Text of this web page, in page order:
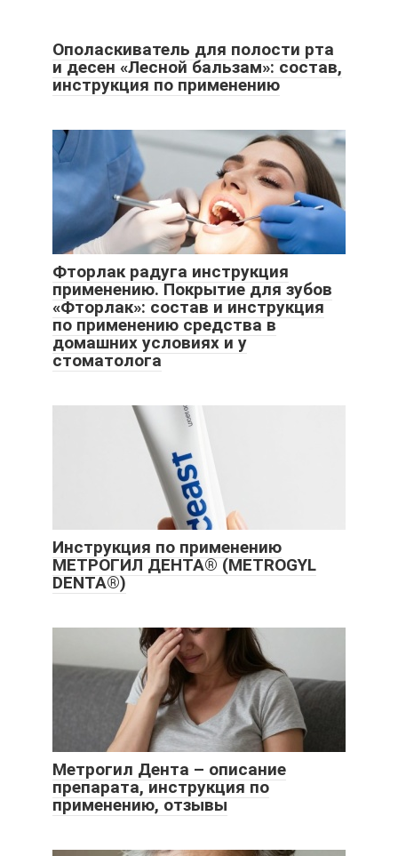
Ополаскиватель для полости рта
и десен «Лесной бальзам»: состав,
инструкция по применению
Фторлак радуга инструкция
применению. Покрытие для зубов
«Фторлак»: состав и инструкция
по применению средства в
домашних условиях и у
стоматолога
Инструкция по применению
МЕТРОГИЛ ДЕНТА® (METROGYL
DENTA®)
Метрогил Дента – описание
препарата, инструкция по
применению, отзывы